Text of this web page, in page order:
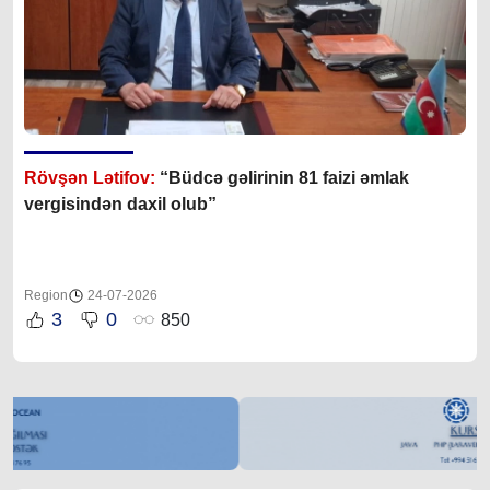
Rövşən Lətifov: “Büdcə gəlirinin 81 faizi əmlak
vergisindən daxil olub”
Region 24-07-2026
3 0 850